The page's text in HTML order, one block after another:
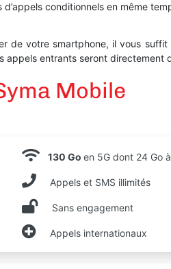
d’appels conditionnels en même
de votre smartphone, il vous
appels entrants seront
Mobile
130 Goen 5G dont 24 Go
Appels et SMS illimités
Sans engagement
Appels internationaux